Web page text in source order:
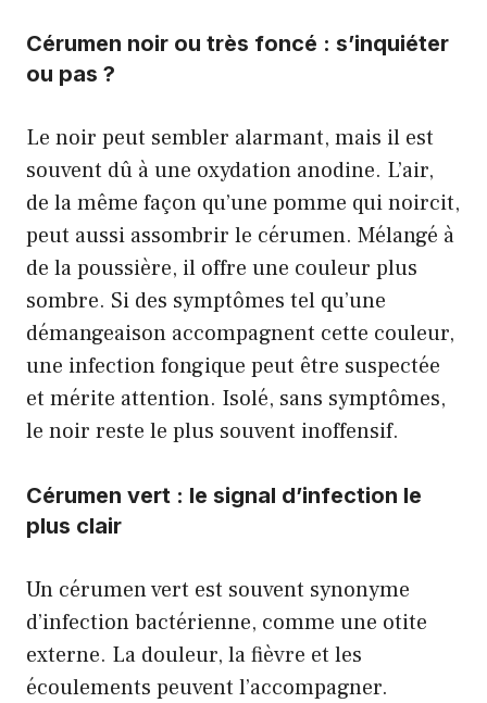
Cérumen noir ou très foncé : s’inquiéter
ou pas ?
Le noir peut sembler alarmant, mais il est
souvent dû à une oxydation anodine. L’air,
de la même façon qu’une pomme qui noircit,
peut aussi assombrir le cérumen. Mélangé à
de la poussière, il offre une couleur plus
sombre. Si des symptômes tel qu’une
démangeaison accompagnent cette couleur,
une infection fongique peut être suspectée
et mérite attention. Isolé, sans symptômes,
le noir reste le plus souvent inoffensif.
Cérumen vert : le signal d’infection le
plus clair
Un cérumen vert est souvent synonyme
d’infection bactérienne, comme une otite
externe. La douleur, la fièvre et les
écoulements peuvent l’accompagner.